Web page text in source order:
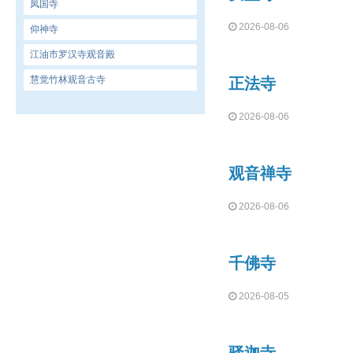
凤国寺
仰神寺
江油市罗汉寺观音殿
慧觉竹林观音古寺
2026-08-06
正法寺
2026-08-06
观音禅寺
2026-08-06
千佛寺
2026-08-05